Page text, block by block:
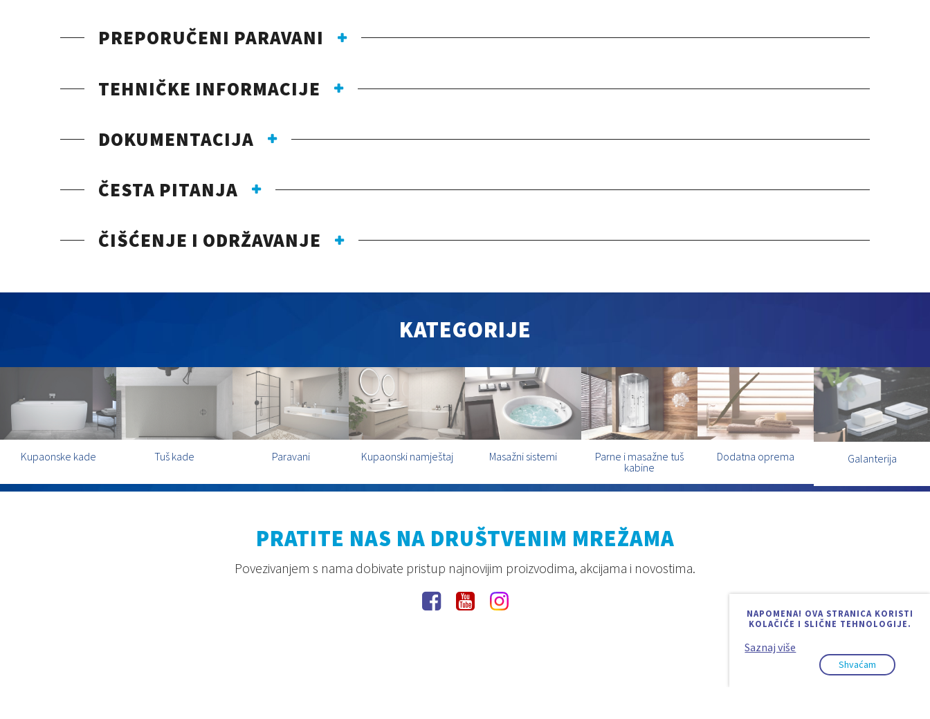
PREPORUČENI PARAVANI
TEHNIČKE INFORMACIJE
DOKUMENTACIJA
ČESTA PITANJA
ČIŠĆENJE I ODRŽAVANJE
KATEGORIJE
Kupaonske kade Tuš kade Paravani Kupaonski namještaj Masažni sistemi
Parne i masažne tuš
kabine
Dodatna oprema Galanterija
NAPOMENA! OVA STRANICA KORISTI
KOLAČIĆE I SLIČNE TEHNOLOGIJE.
Saznaj više
Shvaćam
PRATITE NAS NA DRUŠTVENIM MREŽAMA
Povezivanjem s nama dobivate pristup najnovijim proizvodima, akcijama i novostima.